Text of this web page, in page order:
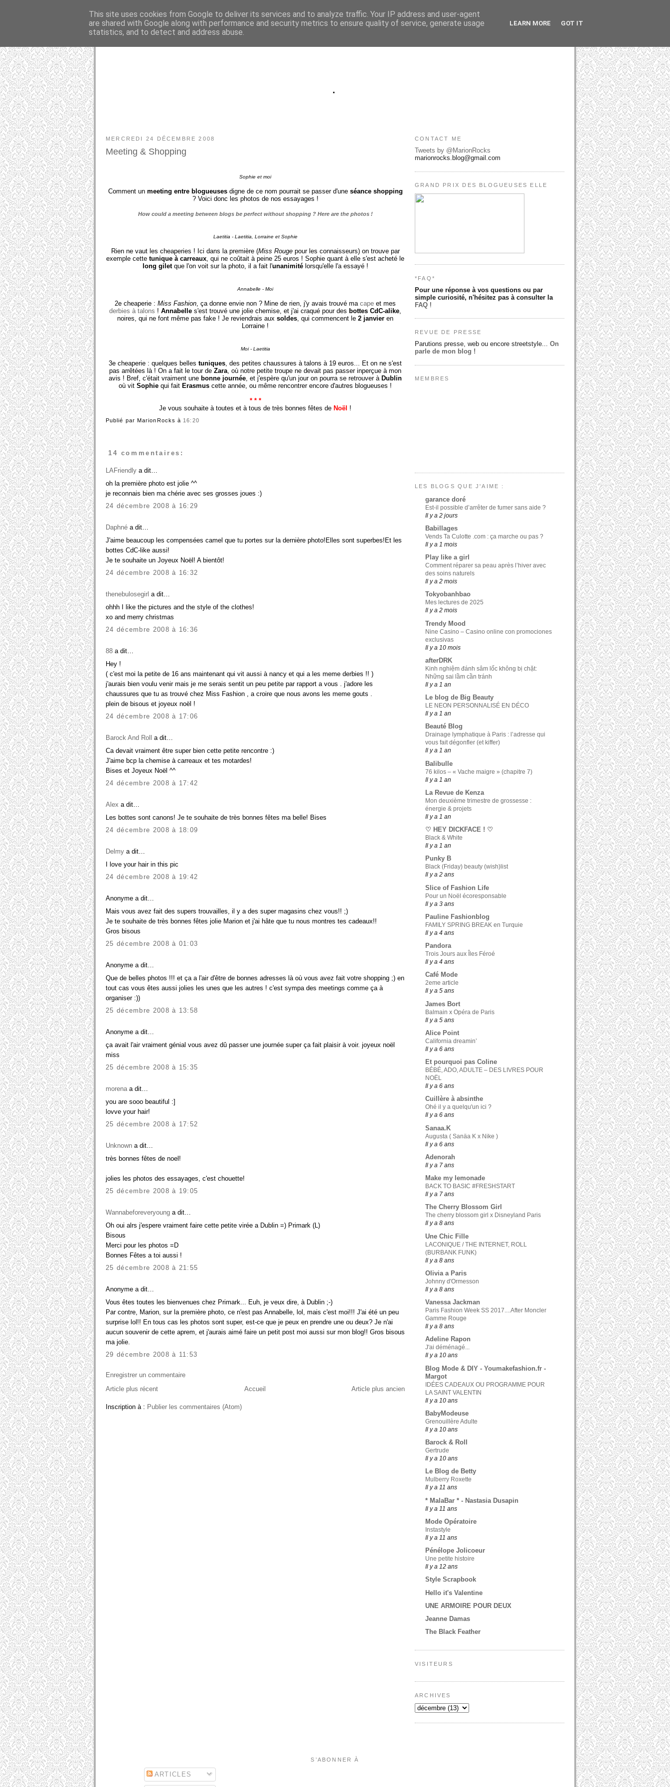
.
MERCREDI 24 DÉCEMBRE 2008
Meeting & Shopping
Sophie et moi
Comment un meeting entre blogueusesdigne de ce nom pourrait se passer d'une séance shopping
? Voici donc les photos de nos essayages !
How could a meeting between blogs be perfect without shopping ? Here are the photos !
Laetitia - Laetitia, Lorraine et Sophie
Rien ne vaut les cheaperies ! Ici dans la première (Miss Rougepour les connaisseurs) on trouve par
exemple cette tunique à carreaux , qui ne coûtait à peine 25 euros ! Sophie quant à elle s'est acheté le
long gilet que l'on voit sur la photo, il a fait l'unanimitélorsqu'elle l'a essayé !
Annabelle - Moi
2e cheaperie : Miss Fashion , ça donne envie non ? Mine de rien, j'y avais trouvé ma cape et mes
derbies à talons ! Annabelle s'est trouvé une jolie chemise, et j'ai craqué pour des bottes CdC-alike
noires, qui ne font même pas fake ! Je reviendrais aux soldes , qui commencent le 2 janvier en
Lorraine !
Moi - Laetitia
3e cheaperie : quelques belles tuniques , des petites chaussures à talons à 19 euros... Et on ne s'est
pas arrêtées là ! On a fait le tour de Zara , où notre petite troupe ne devait pas passer inperçue à mon
avis ! Bref, c'était vraiment une bonne journée , et j'espère qu'un jour on pourra se retrouver à Dublin
où vit Sophie qui fait Erasmus cette année, ou même rencontrer encore d'autres blogueuses !
* * *
Je vous souhaite à toutes et à tous de très bonnes fêtes de Noël !
Publié par MarionRocksà 16:20
14 commentaires:
LAFriendly a dit…
oh la première photo est jolie ^^
je reconnais bien ma chérie avec ses grosses joues :)
24 décembre 2008 à 16:29
Daphné a dit…
J'aime beaucoup les compensées camel que tu portes sur la dernière photo!Elles sont superbes!Et les
bottes CdC-like aussi!
Je te souhaite un Joyeux Noël! A bientôt!
24 décembre 2008 à 16:32
thenebulosegirl a dit…
ohhh I like the pictures and the style of the clothes!
xo and merry christmas
24 décembre 2008 à 16:36
88 a dit…
Hey !
( c'est moi la petite de 16 ans maintenant qui vit aussi à nancy et qui a les meme derbies !! )
j'aurais bien voulu venir mais je me serais sentit un peu petite par rapport a vous . j'adore les
chaussures que tu as trouvé chez Miss Fashion , a croire que nous avons les meme gouts .
plein de bisous et joyeux noël !
24 décembre 2008 à 17:06
Barock And Roll a dit…
Ca devait vraiment être super bien cette petite rencontre :)
J'aime bcp la chemise à carreaux et tes motardes!
Bises et Joyeux Noël ^^
24 décembre 2008 à 17:42
Alex a dit…
Les bottes sont canons! Je te souhaite de très bonnes fêtes ma belle! Bises
24 décembre 2008 à 18:09
Delmy a dit…
I love your hair in this pic
24 décembre 2008 à 19:42
Anonyme a dit…
Mais vous avez fait des supers trouvailles, il y a des super magasins chez vous!! ;)
Je te souhaite de très bonnes fêtes jolie Marion et j'ai hâte que tu nous montres tes cadeaux!!
Gros bisous
25 décembre 2008 à 01:03
Anonyme a dit…
Que de belles photos !!! et ça a l'air d'être de bonnes adresses là où vous avez fait votre shopping ;) en
tout cas vous êtes aussi jolies les unes que les autres ! c'est sympa des meetings comme ça à
organiser :))
25 décembre 2008 à 13:58
Anonyme a dit…
ça avait l'air vraiment génial vous avez dû passer une journée super ça fait plaisir à voir. joyeux noël
miss
25 décembre 2008 à 15:35
morena a dit…
you are sooo beautiful :]
lovve your hair!
25 décembre 2008 à 17:52
Unknown a dit…
très bonnes fêtes de noel!
jolies les photos des essayages, c'est chouette!
25 décembre 2008 à 19:05
Wannabeforeveryoung a dit…
Oh oui alrs j'espere vraiment faire cette petite virée a Dublin =) Primark (L)
Bisous
Merci pour les photos =D
Bonnes Fêtes a toi aussi !
25 décembre 2008 à 21:55
Anonyme a dit…
Vous êtes toutes les bienvenues chez Primark... Euh, je veux dire, à Dublin ;-)
Par contre, Marion, sur la première photo, ce n'est pas Annabelle, lol, mais c'est moi!!! J'ai été un peu
surprise lol!! En tous cas les photos sont super, est-ce que je peux en prendre une ou deux? Je n'ai
aucun souvenir de cette aprem, et j'aurais aimé faire un petit post moi aussi sur mon blog!! Gros bisous
ma jolie.
29 décembre 2008 à 11:53
Enregistrer un commentaire
Article plus récent
Article plus ancien
Accueil
Inscription à : Publier les commentaires (Atom)
CONTACT ME
Tweets by @MarionRocks
marionrocks.blog@gmail.com
GRAND PRIX DES BLOGUEUSES ELLE
*FAQ*
Pour une réponse à vos questions ou par
simple curiosité, n'hésitez pas à consulter la
FAQ !
REVUE DE PRESSE
Parutions presse, web ou encore streetstyle... On
parle de mon blog !
MEMBRES
LES BLOGS QUE J'AIME :
garance doré
Est-il possible d’arrêter de fumer sans aide ?
Il y a 2 jours
Babillages
Vends Ta Culotte .com : ça marche ou pas ?
Il y a 1 mois
Play like a girl
Comment réparer sa peau après l’hiver avec
des soins naturels
Il y a 2 mois
Tokyobanhbao
Mes lectures de 2025
Il y a 2 mois
Trendy Mood
Nine Casino – Casino online con promociones
exclusivas
Il y a 10 mois
afterDRK
Kinh nghiệm đánh sâm lốc không bị chặt:
Những sai lầm cần tránh
Il y a 1 an
Le blog de Big Beauty
LE NEON PERSONNALISÉ EN DÉCO
Il y a 1 an
Beauté Blog
Drainage lymphatique à Paris : l’adresse qui
vous fait dégonfler (et kiffer)
Il y a 1 an
Balibulle
76 kilos – « Vache maigre » (chapitre 7)
Il y a 1 an
La Revue de Kenza
Mon deuxième trimestre de grossesse :
énergie & projets
Il y a 1 an
♡ HEY DICKFACE ! ♡
Black & White
Il y a 1 an
Punky B
Black (Friday) beauty (wish)list
Il y a 2 ans
Slice of Fashion Life
Pour un Noël écoresponsable
Il y a 3 ans
Pauline Fashionblog
FAMILY SPRING BREAK en Turquie
Il y a 4 ans
Pandora
Trois Jours aux Îles Féroé
Il y a 4 ans
Café Mode
2eme article
Il y a 5 ans
James Bort
Balmain x Opéra de Paris
Il y a 5 ans
Alice Point
California dreamin’
Il y a 6 ans
Et pourquoi pas Coline
BÉBÉ, ADO, ADULTE – DES LIVRES POUR
NOËL
Il y a 6 ans
Cuillère à absinthe
Ohé il y a quelqu'un ici ?
Il y a 6 ans
Sanaa.K
Augusta ( Sanäa K x Nike )
Il y a 6 ans
Adenorah
Il y a 7 ans
Make my lemonade
BACK TO BASIC #FRESHSTART
Il y a 7 ans
The Cherry Blossom Girl
The cherry blossom girl x Disneyland Paris
Il y a 8 ans
Une Chic Fille
LACONIQUE / THE INTERNET, ROLL
(BURBANK FUNK)
Il y a 8 ans
Olivia a Paris
Johnny d'Ormesson
Il y a 8 ans
Vanessa Jackman
Paris Fashion Week SS 2017....After Moncler
Gamme Rouge
Il y a 8 ans
Adeline Rapon
J'ai déménagé...
Il y a 10 ans
Blog Mode & DIY - Youmakefashion.fr -
Margot
IDÉES CADEAUX OU PROGRAMME POUR
LA SAINT VALENTIN
Il y a 10 ans
BabyModeuse
Grenouillère Adulte
Il y a 10 ans
Barock & Roll
Gertrude
Il y a 10 ans
Le Blog de Betty
Mulberry Roxette
Il y a 11 ans
* MalaBar * - Nastasia Dusapin
Il y a 11 ans
Mode Opératoire
Instastyle
Il y a 11 ans
Pénélope Jolicoeur
Une petite histoire
Il y a 12 ans
Style Scrapbook
Hello it's Valentine
UNE ARMOIRE POUR DEUX
Jeanne Damas
The Black Feather
VISITEURS
ARCHIVES
S’ABONNER À
ARTICLES
This site uses cookies from Google to deliver its services and to analyze traffic. Your IP address and user-agent
are shared with Google along with performance and security metrics to ensure quality of service, generate usage
statistics, and to detect and address abuse.
LEARN MORE GOT IT